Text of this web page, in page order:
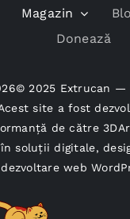
Magazin
Donează
2025 Extrucan —
site a fost
de către
soluții digitale,
dezvoltare web